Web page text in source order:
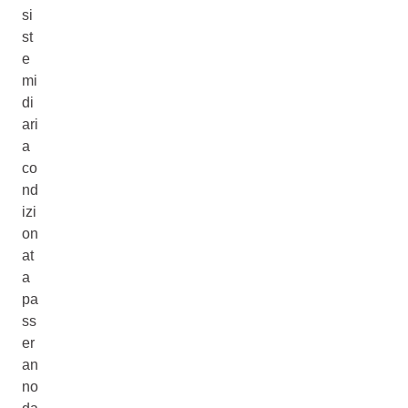
si
st
e
mi
di
ari
a
co
nd
izi
on
at
a
pa
ss
er
an
no